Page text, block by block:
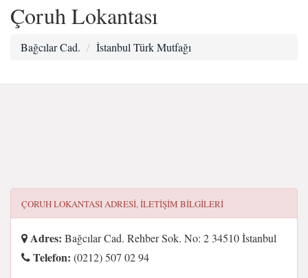
Çoruh Lokantası
Bağcılar Cad. İstanbul Türk Mutfağı
ÇORUH LOKANTASIADRESI, ILETIŞIM BILGILERI
Adres: Bağcılar Cad. Rehber Sok. No: 2 34510 İstanbul
Telefon: (0212) 507 02 94